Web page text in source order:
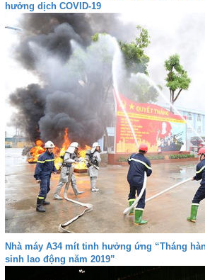
hưởng dịch COVID-19
Nhà máy A34 mít tinh hưởng ứng “Tháng
sinh lao động năm 2019”